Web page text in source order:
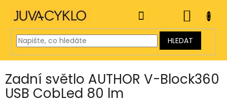
obsah
HLEDAT
KOŠÍK
Zadní světlo AUTHOR V-Block360
USB CobLed 80 lm